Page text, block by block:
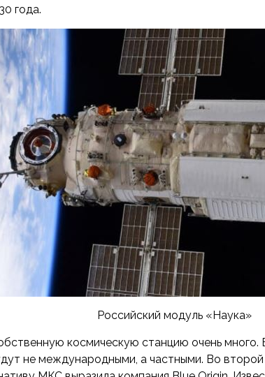
года.
Российский модуль «Наука»
космическую станцию очень много.
не международными, а частными. Во